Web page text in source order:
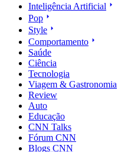
Inteligência Artificial
Pop
Style
Comportamento
Saúde
Ciência
Tecnologia
Viagem & Gastronomia
Review
Auto
Educação
CNN Talks
Fórum CNN
Blogs CNN